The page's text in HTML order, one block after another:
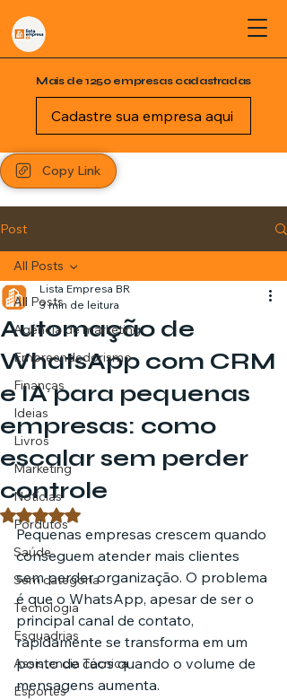
Mais de 1250 empresas cadastradas
Cadastre sua empresa aqui
Copy Link
Post
All Posts
Agência de marketing
Empreendedorismo
Finanças
Ideias
Livros
Marketing
Notícias
Pordutos
Saúde
Sem categoria
Tecnologia
Esquadrias
Assistencia Técnica
Esportes
All Posts
Automação de
WhatsApp com CRM
e IA para pequenas
empresas: como
escalar sem perder
controle
Lista Empresa BR
3 min de leitura
Avaliado com NaN de 5 estrelas.
Pequenas empresas crescem quando
conseguem atender mais clientes
sem perder organização. O problema
é que o WhatsApp, apesar de ser o
principal canal de contato,
rapidamente se transforma em um
ponto de caos quando o volume de
mensagens aumenta.